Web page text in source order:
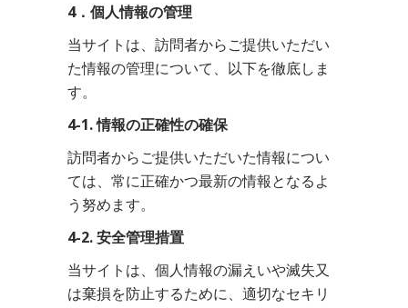
4．個人情報の管理
当サイトは、訪問者からご提供いただい
た情報の管理について、以下を徹底しま
す。
4-1. 情報の正確性の確保
訪問者からご提供いただいた情報につい
ては、常に正確かつ最新の情報となるよ
う努めます。
4-2. 安全管理措置
当サイトは、個人情報の漏えいや滅失又
は棄損を防止するために、適切なセキリ